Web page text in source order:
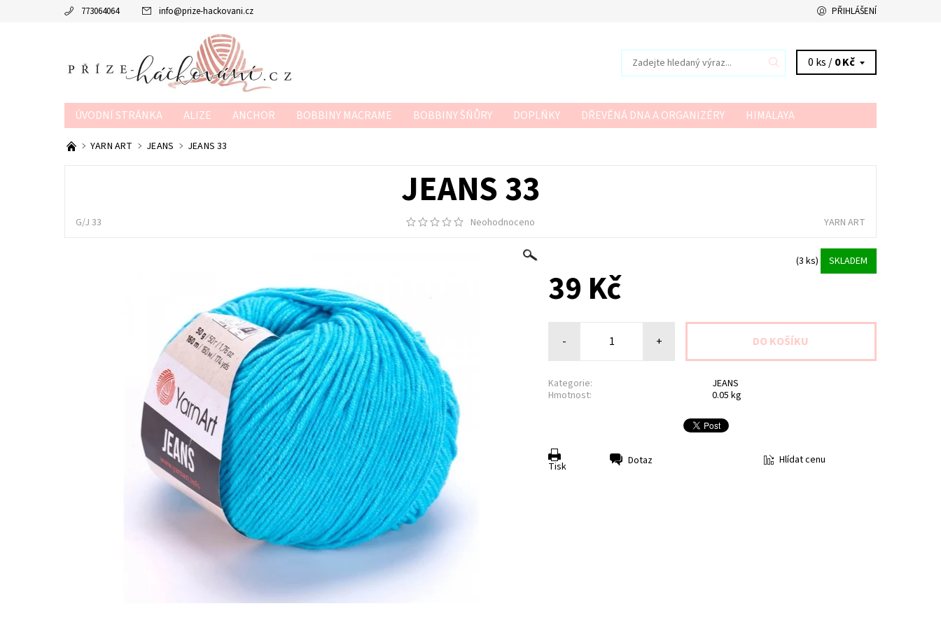
773064064 info@prize-hackovani.cz PŘIHLÁŠENÍ
0 ks /0 Kč
ÚVODNÍ STRÁNKA ALIZE ANCHOR BOBBINY MACRAME BOBBINY ŠŇŮRY DOPLŇKY DŘEVĚNÁ DNA A ORGANIZÉRY
HIMALAYA
MTP
NAKO POUKAZY
YARN ART JEANS JEANS 33
JEANS 33
G/J 33 Neohodnoceno YARN ART
(3 ks) SKLADEM
39 Kč
- +
Kategorie:
JEANS
Hmotnost:
0.05 kg
Tisk Dotaz Hlídat cenu